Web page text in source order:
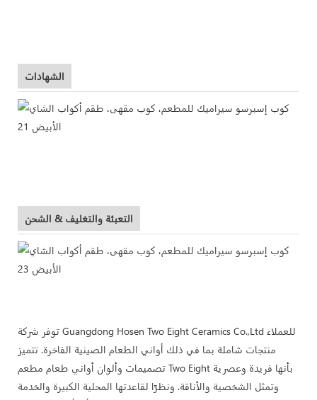
الشهادات
التعبئة والتغليف & الشحن
توفر شركة Guangdong Hosen Two Eight Ceramics Co.,Ltd للعملاء
منتجات شاملة بما في ذلك أواني الطعام الصينية الفاخرة. تتميز
تصميمات وألوان أواني طعام مطعم Two Eight بأنها فريدة وعصرية
وتمثل الشخصية والأناقة. ونظرًا لقاعدتها المحلية الكبيرة والخدمة